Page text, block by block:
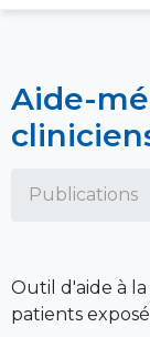
Aide-
Publications
Outil d'aide à
patients